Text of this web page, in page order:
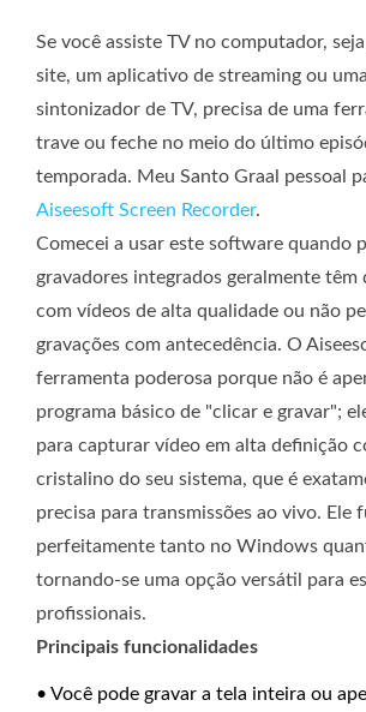
Se você assiste TV no computador,
site, um aplicativo de streaming ou
sintonizador de TV, precisa de uma
trave ou feche no meio do último
temporada. Meu Santo Graal pessoal
Aiseesoft Screen Recorder.
Comecei a usar este software quando
gravadores integrados geralmente têm
com vídeos de alta qualidade ou não
gravações com antecedência. O
ferramenta poderosa porque não é
programa básico de "clicar e gravar";
para capturar vídeo em alta definição
cristalino do seu sistema, que é
precisa para transmissões ao vivo. Ele
perfeitamente tanto no Windows
tornando-se uma opção versátil para
profissionais.
Principais funcionalidades
• Você pode gravar a tela inteira ou